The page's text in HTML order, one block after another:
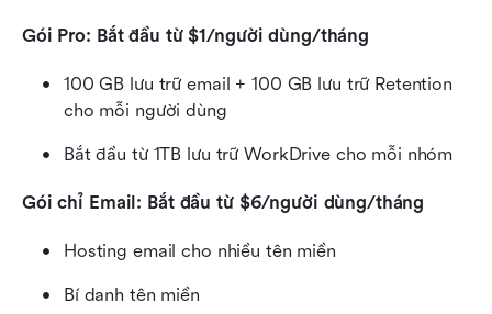
Gói Pro: Bắt đầu từ $1/người dùng/tháng
100 GB lưu trữ email + 100 GB lưu trữ Retention
cho mỗi người dùng
Bắt đầu từ 1TB lưu trữ WorkDrive cho mỗi nhóm
Gói chỉ Email: Bắt đầu từ $6/người dùng/tháng
Hosting email cho nhiều tên miền
Bí danh tên miền